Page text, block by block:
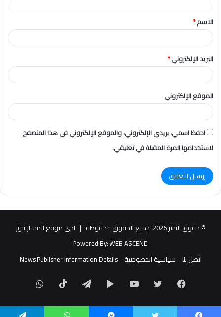
ق
*
الاسم*
البريد الإلكتروني*
الموقع الإلكتروني
احفظ اسمي، بريدي الإلكتروني، والموقع الإلكتروني في هذا المتصفح
لاستخدامها المرة المقبلة في تعليقي.
© حقوق النشر 2026، جميع الحقوق محفوظة |
لدى موقع المسار نيوز
Powered By:WEB ASCEND
اتصل بنا
سياسية الخصوصية News Publisher Information Details
فيسبوك يوتيوب‏Google
Play
تيلقرام TikTokواتساب